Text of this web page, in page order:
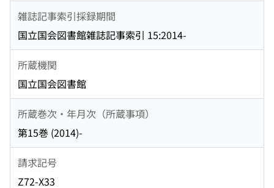
雑誌記事索引採録期間
国立国会図書館雑誌記事索引 15:2014-
所蔵機関
国立国会図書館
所蔵巻次・年月次（所蔵事項）
第15巻 (2014)-
請求記号
Z72-X33